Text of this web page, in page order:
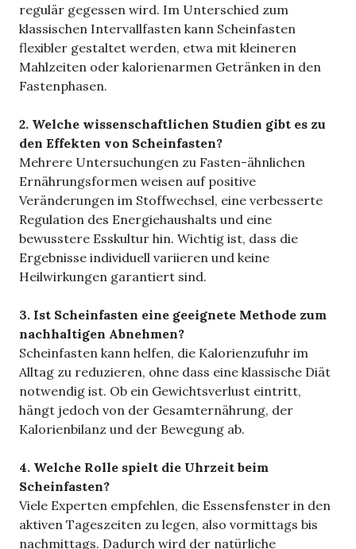
regulär gegessen wird. Im Unterschied zum
klassischen Intervallfasten kann Scheinfasten
flexibler gestaltet werden, etwa mit kleineren
Mahlzeiten oder kalorienarmen Getränken in den
Fastenphasen.
2. Welche wissenschaftlichen Studien gibt es zu
den Effekten von Scheinfasten?
Mehrere Untersuchungen zu Fasten-ähnlichen
Ernährungsformen weisen auf positive
Veränderungen im Stoffwechsel, eine verbesserte
Regulation des Energiehaushalts und eine
bewusstere Esskultur hin. Wichtig ist, dass die
Ergebnisse individuell variieren und keine
Heilwirkungen garantiert sind.
3. Ist Scheinfasten eine geeignete Methode zum
nachhaltigen Abnehmen?
Scheinfasten kann helfen, die Kalorienzufuhr im
Alltag zu reduzieren, ohne dass eine klassische Diät
notwendig ist. Ob ein Gewichtsverlust eintritt,
hängt jedoch von der Gesamternährung, der
Kalorienbilanz und der Bewegung ab.
4. Welche Rolle spielt die Uhrzeit beim
Scheinfasten?
Viele Experten empfehlen, die Essensfenster in den
aktiven Tageszeiten zu legen, also vormittags bis
nachmittags. Dadurch wird der natürliche